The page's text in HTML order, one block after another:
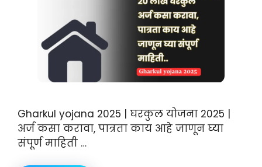
Gharkul yojana 2025 | घरकुल योजना 2025 |
अर्ज कसा करावा, पात्रता काय आहे जाणून घ्या
संपूर्ण माहिती …